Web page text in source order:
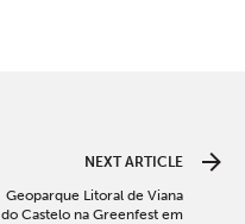
NEXT ARTICLE
Geoparque Litoral de Viana
do Castelo na Greenfest em